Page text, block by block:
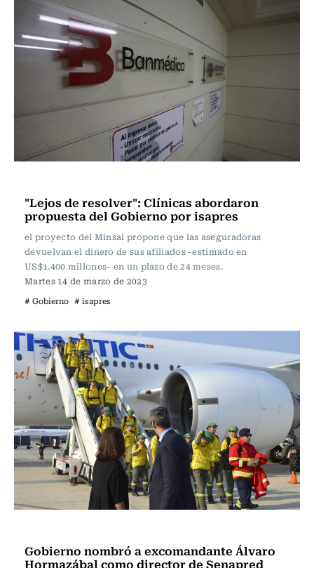
"Lejos de resolver": Clínicas abordaron
propuesta del Gobierno por isapres
el proyecto del Minsal propone que las aseguradoras
devuelvan el dinero de sus afiliados -estimado en
US$1.400 millones- en un plazo de 24 meses.
Martes 14 de marzo de 2023
# Gobierno # isapres
Gobierno nombró a excomandante Álvaro
Hormazábal como director de Senapred